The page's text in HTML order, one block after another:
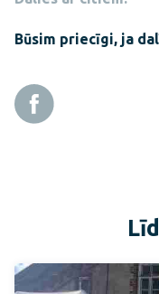
Būsim priecīgi, ja